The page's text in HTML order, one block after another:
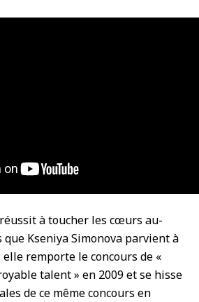
réussit à toucher les cœurs au-
Kseniya Simonova parvient à
remporte le concours de «
talent » en 2009 et se hisse
de ce même concours en